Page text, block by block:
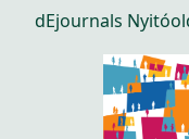
dEjournals